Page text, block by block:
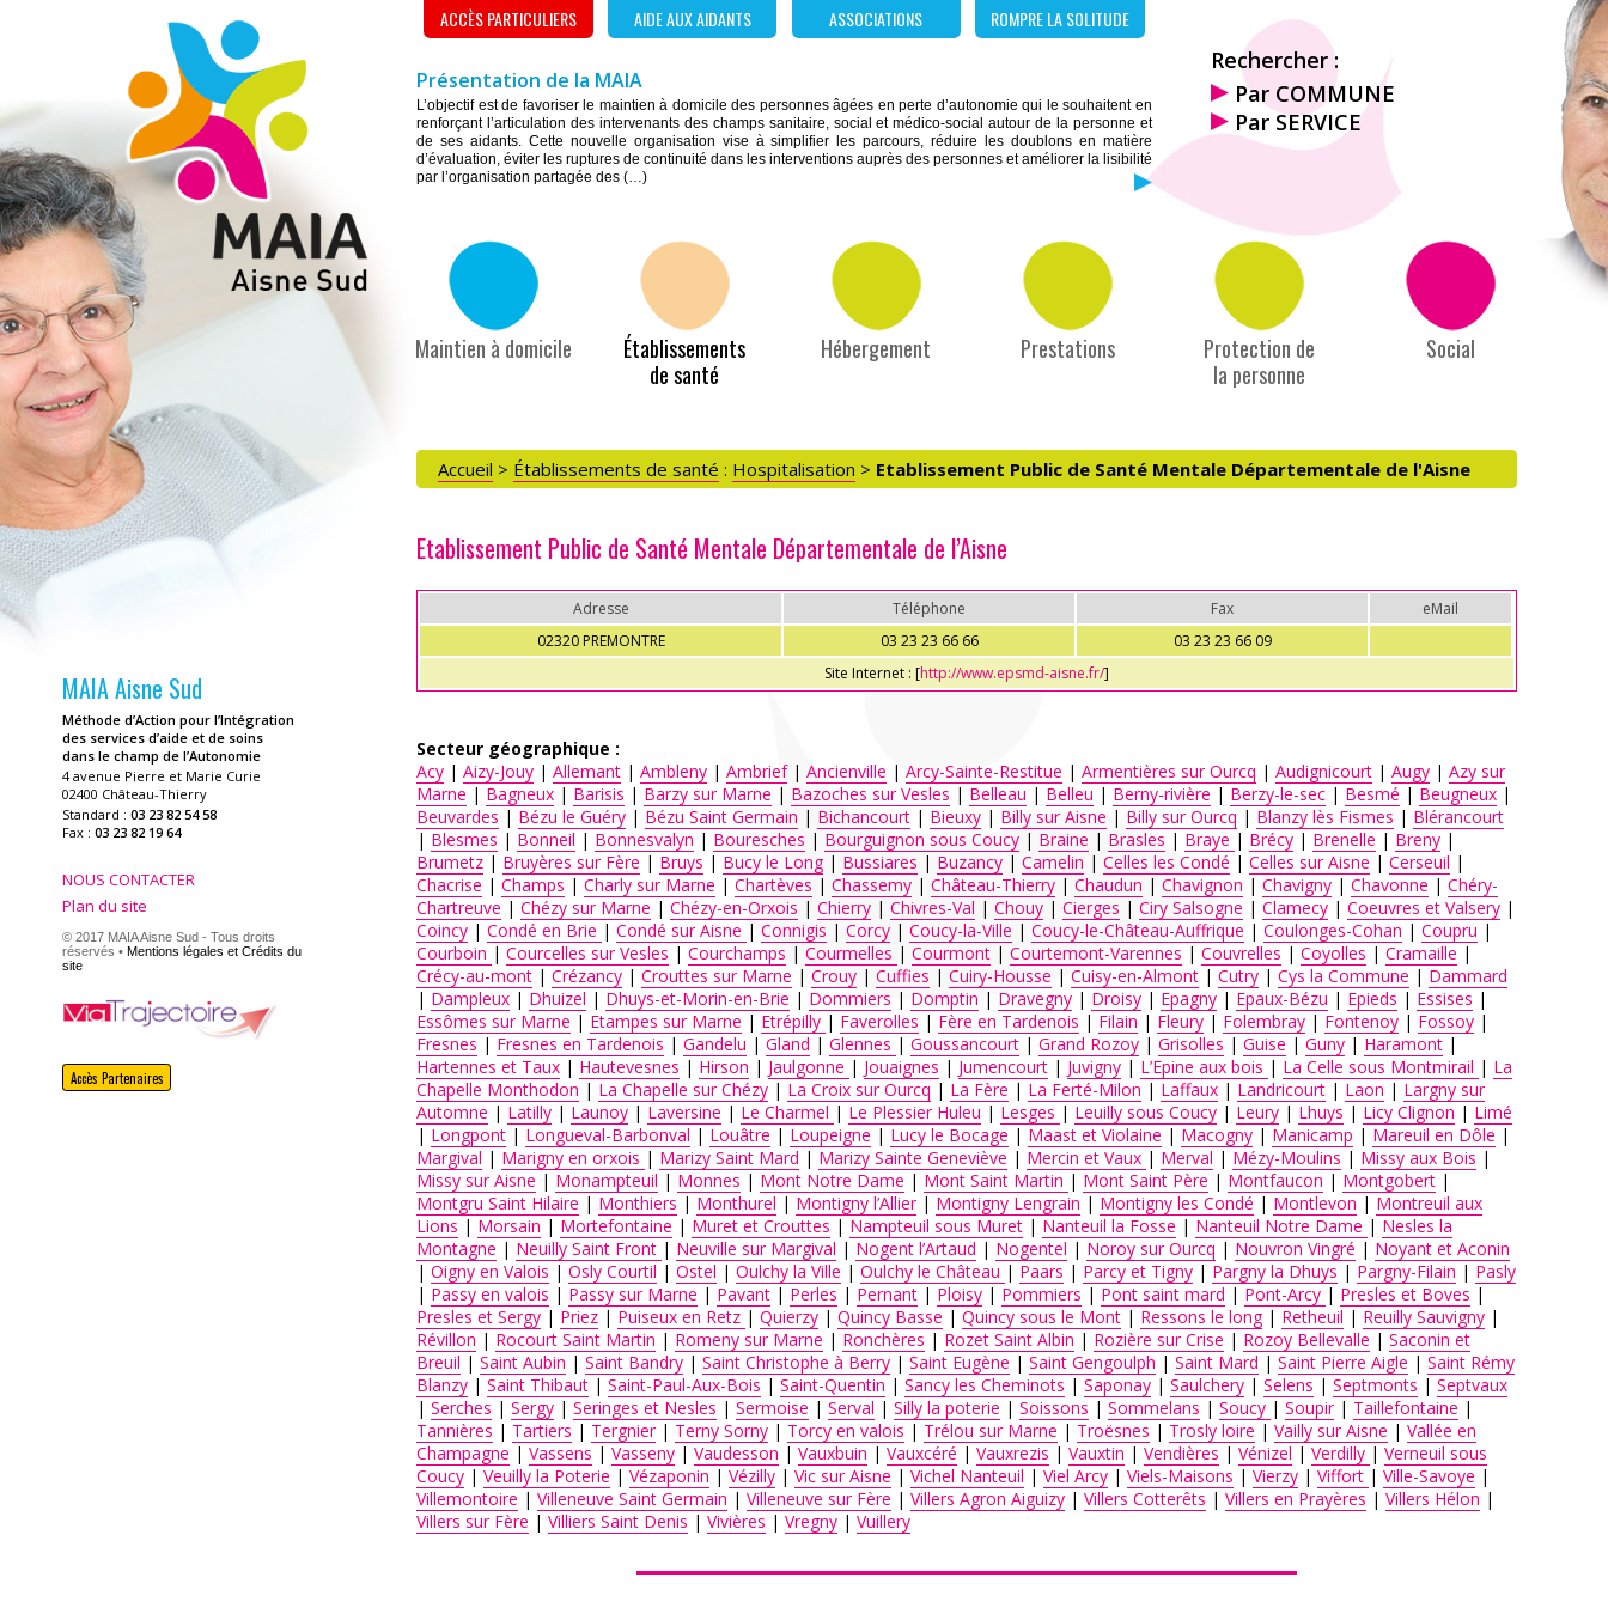
ACCÈS PARTICULIERS
AIDE AUX AIDANTS
ASSOCIATIONS
ROMPRE LA SOLITUDE
ACCÈS PARTICULIERS AIDE AUX AIDANTS ASSOCIATIONS ROMPRE LA SOLITUDE
Présentation de la MAIA
L’objectif est de favoriser le maintien à domicile des personnes âgées en perte d’autonomie qui le souhaitent en
renforçant l’articulation des intervenants des champs sanitaire, social et médico-social autour de la personne et
de ses aidants. Cette nouvelle organisation vise à simplifier les parcours, réduire les doublons en matière
d’évaluation, éviter les ruptures de continuité dans les interventions auprès des personnes et améliorer la lisibilité
par l’organisation partagée des (…)
Rechercher :
Par COMMUNE
Par SERVICE
Maintien à domicile
Établissements
de santé
Hébergement Prestations
Protection de
la personne
Social
MAIA Aisne Sud
Méthode d’Action pour l’Intégration
des services d’aide et de soins
dans le champ de l’Autonomie
4 avenue Pierre et Marie Curie
02400 Château-Thierry
Standard : 03 23 82 54 58
Fax : 03 23 82 19 64
NOUS CONTACTER
Plan du site
© 2017 MAIA Aisne Sud - Tous droits
réservés • Mentions légales et Crédits du
site
Accès Partenaires
Accueil > Établissements de santé : Hospitalisation > Etablissement Public de Santé Mentale Départementale de l'Aisne
Etablissement Public de Santé Mentale Départementale de l’Aisne
Adresse Téléphone Fax
eMail
02320 PREMONTRE
03 23 23 66 66
03 23 23 66 09
Site Internet : [http://www.epsmd-aisne.fr/]
Secteur géographique :
Acy | Aizy-Jouy | Allemant | Ambleny | Ambrief| Ancienville | Arcy-Sainte-Restitue | Armentières sur Ourcq | Audignicourt | Augy | Azy sur
Marne | Bagneux | Barisis | Barzy sur Marne | Bazoches sur Vesles | Belleau | Belleu | Berny-rivière | Berzy-le-sec | Besmé | Beugneux |
Beuvardes | Bézu le Guéry | Bézu Saint Germain | Bichancourt | Bieuxy | Billy sur Aisne | Billy sur Ourcq | Blanzy lès Fismes | Blérancourt
| Blesmes | Bonneil | Bonnesvalyn | Bouresches | Bourguignon sous Coucy | Braine | Brasles | Braye | Brécy | Brenelle | Breny |
Brumetz | Bruyères sur Fère | Bruys | Bucy le Long| Bussiares | Buzancy | Camelin | Celles les Condé | Celles sur Aisne | Cerseuil |
Chacrise | Champs | Charly sur Marne | Chartèves | Chassemy | Château-Thierry | Chaudun | Chavignon | Chavigny | Chavonne | Chéry-
Chartreuve | Chézy sur Marne | Chézy-en-Orxois | Chierry | Chivres-Val | Chouy | Cierges | Ciry Salsogne | Clamecy | Coeuvres et Valsery |
Coincy | Condé en Brie | Condé sur Aisne | Connigis | Corcy | Coucy-la-Ville | Coucy-le-Château-Auffrique | Coulonges-Cohan | Coupru |
Courboin | Courcelles sur Vesles | Courchamps | Courmelles | Courmont | Courtemont-Varennes | Couvrelles | Coyolles | Cramaille |
Crécy-au-mont | Crézancy | Crouttes sur Marne | Crouy | Cuffies | Cuiry-Housse | Cuisy-en-Almont | Cutry | Cys la Commune | Dammard
| Dampleux | Dhuizel | Dhuys-et-Morin-en-Brie | Dommiers | Domptin | Dravegny | Droisy | Epagny | Epaux-Bézu | Epieds | Essises |
Essômes sur Marne | Etampes sur Marne | Etrépilly | Faverolles | Fère en Tardenois | Filain | Fleury | Folembray | Fontenoy | Fossoy |
Fresnes | Fresnes en Tardenois | Gandelu | Gland | Glennes | Goussancourt | Grand Rozoy | Grisolles | Guise | Guny | Haramont |
Hartennes et Taux | Hautevesnes | Hirson | Jaulgonne | Jouaignes | Jumencourt | Juvigny | L’Epine aux bois | La Celle sous Montmirail | La
Chapelle Monthodon | La Chapelle sur Chézy | La Croix sur Ourcq | La Fère | La Ferté-Milon | Laffaux | Landricourt | Laon | Largny sur
Automne | Latilly | Launoy | Laversine | Le Charmel | Le Plessier Huleu | Lesges | Leuilly sous Coucy | Leury | Lhuys | Licy Clignon | Limé
| Longpont | Longueval-Barbonval | Louâtre | Loupeigne | Lucy le Bocage | Maast et Violaine | Macogny | Manicamp | Mareuil en Dôle |
Margival | Marigny en orxois | Marizy Saint Mard | Marizy Sainte Geneviève | Mercin et Vaux | Merval | Mézy-Moulins | Missy aux Bois |
Missy sur Aisne | Monampteuil | Monnes | Mont Notre Dame | Mont Saint Martin | Mont Saint Père | Montfaucon | Montgobert |
Montgru Saint Hilaire | Monthiers | Monthurel | Montigny l’Allier| Montigny Lengrain | Montigny les Condé | Montlevon | Montreuil aux
Lions | Morsain | Mortefontaine | Muret et Crouttes | Nampteuil sous Muret | Nanteuil la Fosse | Nanteuil Notre Dame | Nesles la
Montagne | Neuilly Saint Front | Neuville sur Margival | Nogent l’Artaud | Nogentel | Noroy sur Ourcq | Nouvron Vingré | Noyant et Aconin
| Oigny en Valois | Osly Courtil | Ostel | Oulchy la Ville | Oulchy le Château | Paars | Parcy et Tigny | Pargny la Dhuys | Pargny-Filain | Pasly
| Passy en valois | Passy sur Marne | Pavant | Perles | Pernant | Ploisy | Pommiers | Pont saint mard | Pont-Arcy | Presles et Boves |
Presles et Sergy | Priez | Puiseux en Retz | Quierzy | Quincy Basse | Quincy sous le Mont | Ressons le long| Retheuil | Reuilly Sauvigny |
Révillon | Rocourt Saint Martin | Romeny sur Marne | Ronchères | Rozet Saint Albin | Rozière sur Crise | Rozoy Bellevalle | Saconin et
Breuil | Saint Aubin | Saint Bandry | Saint Christophe à Berry | Saint Eugène | Saint Gengoulph | Saint Mard | Saint Pierre Aigle | Saint Rémy
Blanzy | Saint Thibaut | Saint-Paul-Aux-Bois | Saint-Quentin | Sancy les Cheminots | Saponay | Saulchery | Selens | Septmonts | Septvaux
| Serches | Sergy | Seringes et Nesles | Sermoise | Serval | Silly la poterie | Soissons | Sommelans | Soucy | Soupir| Taillefontaine |
Tannières | Tartiers | Tergnier| Terny Sorny | Torcy en valois | Trélou sur Marne | Troësnes | Trosly loire | Vailly sur Aisne | Vallée en
Champagne | Vassens | Vasseny | Vaudesson | Vauxbuin | Vauxcéré | Vauxrezis | Vauxtin | Vendières | Vénizel | Verdilly | Verneuil sous
Coucy | Veuilly la Poterie | Vézaponin | Vézilly | Vic sur Aisne | Vichel Nanteuil | Viel Arcy | Viels-Maisons | Vierzy | Viffort | Ville-Savoye |
Villemontoire | Villeneuve Saint Germain | Villeneuve sur Fère | Villers Agron Aiguizy | Villers Cotterêts | Villers en Prayères | Villers Hélon |
Villers sur Fère | Villiers Saint Denis | Vivières | Vregny | Vuillery